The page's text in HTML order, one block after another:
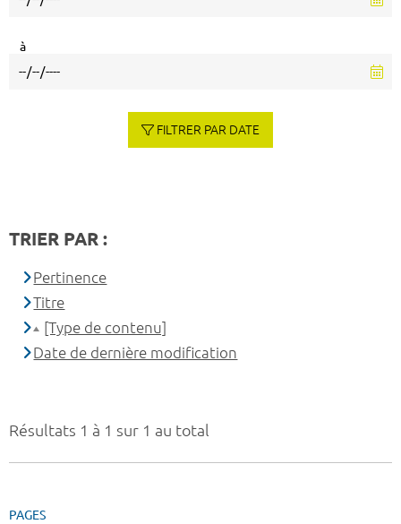
Résultats 1 à 1 sur 1 au total
PAGES
à
FILTRER PAR DATE
TRIER PAR :
Pertinence
Titre
[Type de contenu]
Date de dernière modification